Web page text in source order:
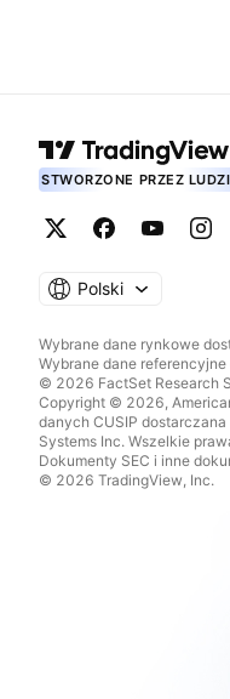
STWORZONE PRZEZ LUDZI
Polski
Wybrane dane rynkowe
Wybrane dane
© 2026 FactSet Research
Copyright © 2026,
danych CUSIP
Systems Inc. Wszelkie
Dokumenty SEC i inne
© 2026 TradingView, Inc.